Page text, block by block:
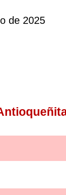
de 2025